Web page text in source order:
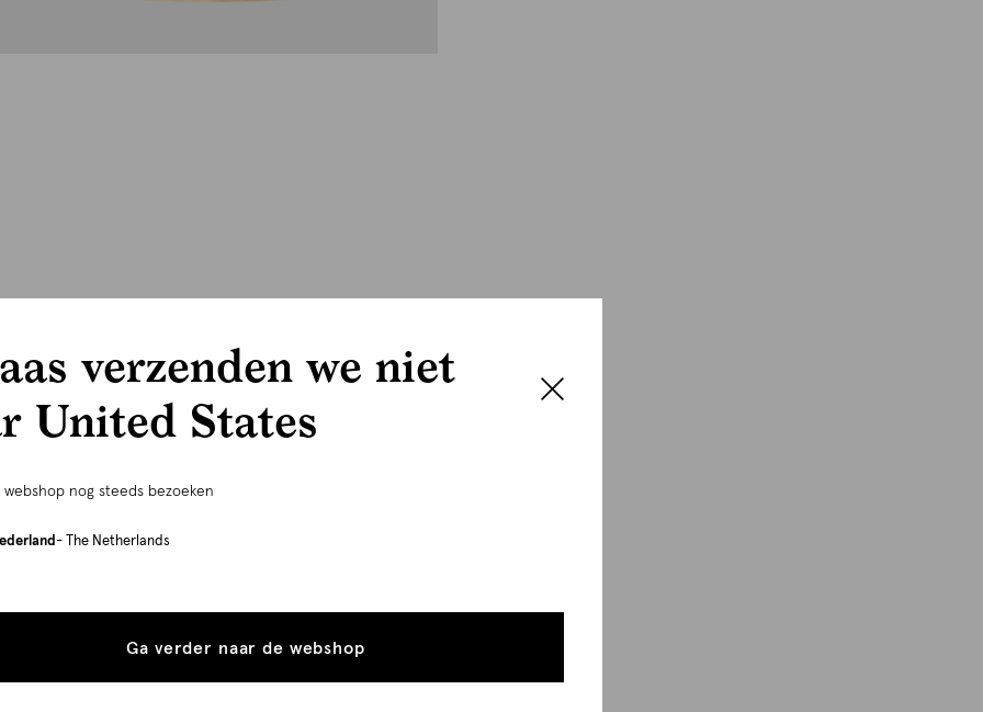
verzenden we niet
United States
nog steeds bezoeken
- The Netherlands
Ga verder naar de webshop